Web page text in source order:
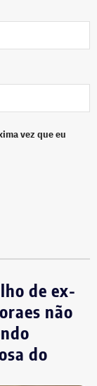
vez que eu
de ex-
não
do